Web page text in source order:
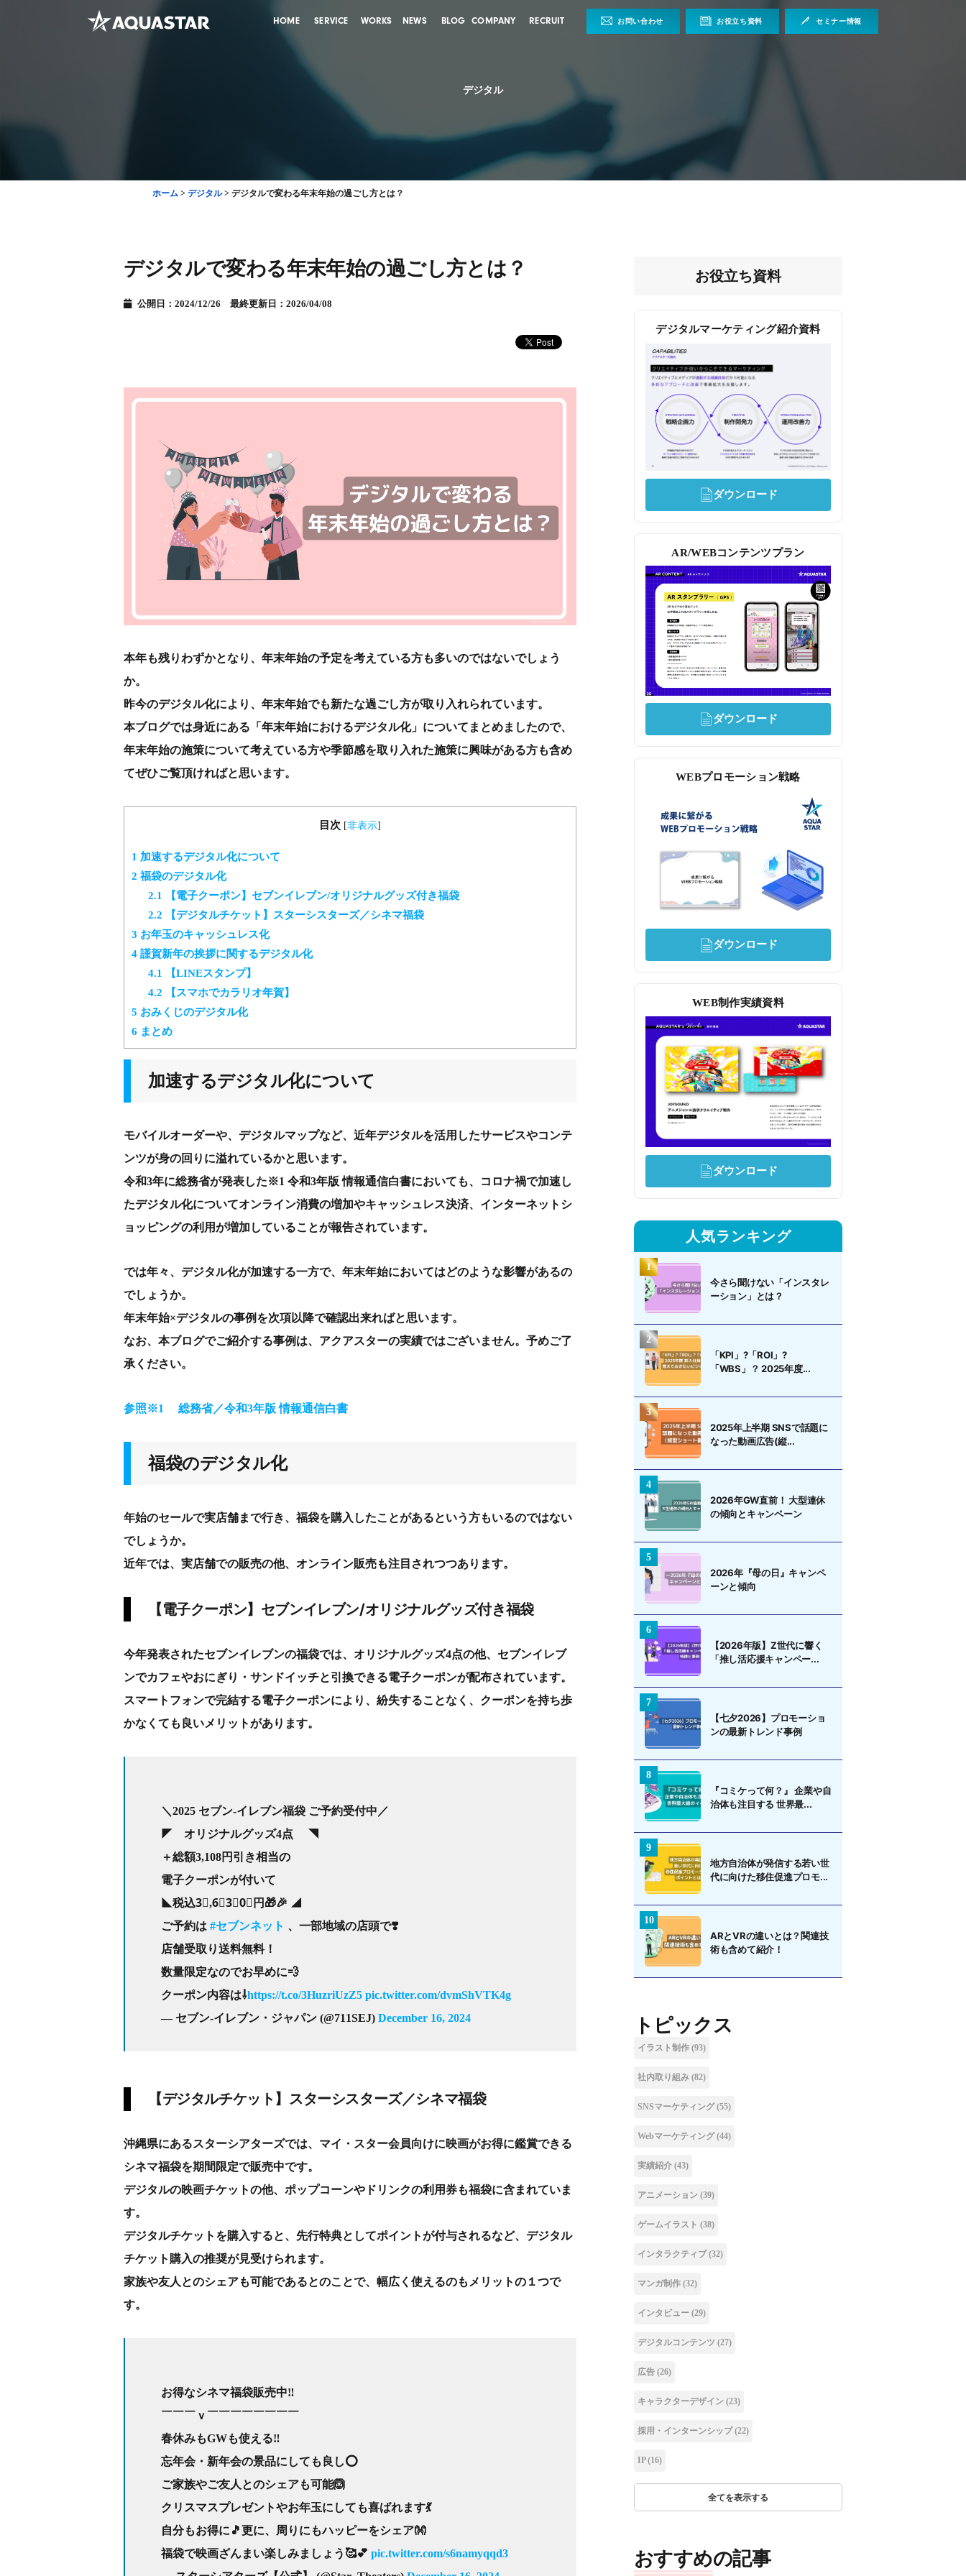
HOME SERVICE WORKS NEWS BLOG COMPANY RECRUIT お問い合わせ お役立ち資料 セミナー情報
デジタル
ホーム > デジタル> デジタルで変わる年末年始の過ごし方とは？
デジタルで変わる年末年始の過ごし方とは？
公開日：2024/12/26 最終更新日：2026/04/08
本年も残りわずかとなり、年末年始の予定を考えている方も多いのではないでしょう
か。
昨今のデジタル化により、年末年始でも新たな過ごし方が取り入れられています。
本ブログでは身近にある「年末年始におけるデジタル化」についてまとめましたので、
年末年始の施策について考えている方や季節感を取り入れた施策に興味がある方も含め
てぜひご覧頂ければと思います。
目次 [非表示]
1 加速するデジタル化について
2 福袋のデジタル化
2.1
【電子クーポン】セブンイレブン/オリジナルグッズ付き福袋
2.2 【デジタルチケット】スターシスターズ／シネマ福袋
3 お年玉のキャッシュレス化
4 謹賀新年の挨拶に関するデジタル化
4.1
【LINEスタンプ】
4.2 【スマホでカラリオ年賀】
5 おみくじのデジタル化
6 まとめ
加速するデジタル化について
モバイルオーダーや、デジタルマップなど、近年デジタルを活用したサービスやコンテ
ンツが身の回りに溢れているかと思います。
令和3年に総務省が発表した※1 令和3年版 情報通信白書においても、コロナ禍で加速し
たデジタル化についてオンライン消費の増加やキャッシュレス決済、インターネットシ
ョッピングの利用が増加していることが報告されています。
では年々、デジタル化が加速する一方で、年末年始においてはどのような影響があるの
でしょうか。
年末年始×デジタルの事例を次項以降で確認出来ればと思います。
なお、本ブログでご紹介する事例は、アクアスターの実績ではございません。予めご了
承ください。
参照※1 総務省／令和3年版情報通信白書
福袋のデジタル化
年始のセールで実店舗まで行き、福袋を購入したことがあるという方もいるのではない
でしょうか。
近年では、実店舗での販売の他、オンライン販売も注目されつつあります。
【電子クーポン】セブンイレブン/オリジナルグッズ付き福袋
今年発表されたセブンイレブンの福袋では、オリジナルグッズ4点の他、セブンイレブ
ンでカフェやおにぎり・サンドイッチと引換できる電子クーポンが配布されています。
スマートフォンで完結する電子クーポンにより、紛失することなく、クーポンを持ち歩
かなくても良いメリットがあります。
＼2025 セブン‐イレブン福袋 ご予約受付中／
◤ オリジナルグッズ4点 ◥
＋総額3,108円引き相当の
電子クーポンが付いて
◣税込3⃣,6⃣3⃣0⃣円🎁🎉 ◢
ご予約は #セブンネット 、一部地域の店頭で❣️
店舗受取り送料無料！
数量限定なのでお早めに💨
クーポン内容は⇩https://t.co/3HuzriUzZ5 pic.twitter.com/dvmShVTK4g
— セブン‐イレブン・ジャパン (@711SEJ) December 16, 2024
【デジタルチケット】スターシスターズ／シネマ福袋
沖縄県にあるスターシアターズでは、マイ・スター会員向けに映画がお得に鑑賞できる
シネマ福袋を期間限定で販売中です。
デジタルの映画チケットの他、ポップコーンやドリンクの利用券も福袋に含まれていま
す。
デジタルチケットを購入すると、先行特典としてポイントが付与されるなど、デジタル
チケット購入の推奨が見受けられます。
家族や友人とのシェアも可能であるとのことで、幅広く使えるのもメリットの１つで
す。
お得なシネマ福袋販売中‼️
￣￣￣ｖ￣￣￣￣￣￣￣￣
春休みもGWも使える‼️
忘年会・新年会の景品にしても良し⭕️
ご家族やご友人とのシェアも可能🙆
クリスマスプレゼントやお年玉にしても喜ばれます💃
自分もお得に🎵更に、周りにもハッピーをシェア👐
福袋で映画ざんまい楽しみましょう🥰💕 pic.twitter.com/s6namyqqd3
お役立ち資料
デジタルマーケティング紹介資料
ダウンロード
AR/WEBコンテンツプラン
ダウンロード
WEBプロモーション戦略
ダウンロード
WEB制作実績資料
ダウンロード
人気ランキング
今さら聞けない「インスタレ
ーション」とは？
「KPI」?「ROI」?
「WBS」？ 2025年度...
2025年上半期 SNSで話題に
なった動画広告(縦...
2026年GW直前！ 大型連休
の傾向とキャンペーン
2026年『母の日』キャンペ
ーンと傾向
【2026年版】Z世代に響く
「推し活応援キャンペー...
【七夕2026】プロモーショ
ンの最新トレンド事例
『コミケって何？』 企業や自
治体も注目する 世界最...
地方自治体が発信する若い世
代に向けた移住促進プロモ...
ARとVRの違いとは？関連技
術も含めて紹介！
トピックス
イラスト制作 (93)
社内取り組み (82)
SNSマーケティング(55)
Webマーケティング(44)
実績紹介 (43)
アニメーション (39)
ゲームイラスト (38)
インタラクティブ(32)
マンガ制作 (32)
インタビュー (29)
デジタルコンテンツ (27)
広告 (26)
キャラクターデザイン (23)
採用・インターンシップ(22)
IP(16)
全てを表示する
おすすめの記事